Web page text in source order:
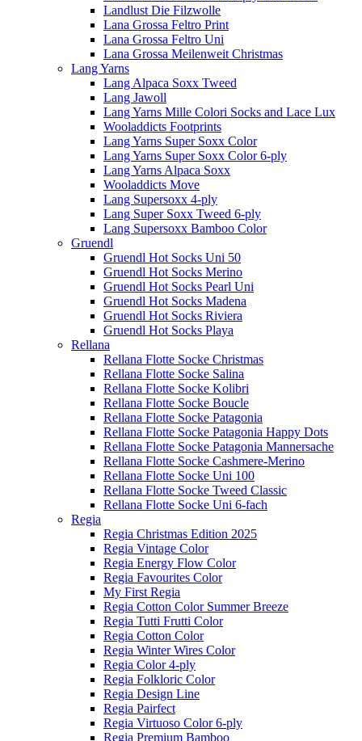
Landlust Die Filzwolle
Lana Grossa Feltro Print
Lana Grossa Feltro Uni
Lana Grossa Meilenweit Christmas
Lang Yarns
Lang Alpaca Soxx Tweed
Lang Jawoll
Lang Yarns Mille Colori Socks and Lace Lux
Wooladdicts Footprints
Lang Yarns Super Soxx Color
Lang Yarns Super Soxx Color 6-ply
Lang Yarns Alpaca Soxx
Wooladdicts Move
Lang Supersoxx 4-ply
Lang Super Soxx Tweed 6-ply
Lang Supersoxx Bamboo Color
Gruendl
Gruendl Hot Socks Uni 50
Gruendl Hot Socks Merino
Gruendl Hot Socks Pearl Uni
Gruendl Hot Socks Madena
Gruendl Hot Socks Riviera
Gruendl Hot Socks Playa
Rellana
Rellana Flotte Socke Christmas
Rellana Flotte Socke Salina
Rellana Flotte Socke Kolibri
Rellana Flotte Socke Boucle
Rellana Flotte Socke Patagonia
Rellana Flotte Socke Patagonia Happy Dots
Rellana Flotte Socke Patagonia Mannersache
Rellana Flotte Socke Cashmere-Merino
Rellana Flotte Socke Uni 100
Rellana Flotte Socke Tweed Classic
Rellana Flotte Socke Uni 6-fach
Regia
Regia Christmas Edition 2025
Regia Vintage Color
Regia Energy Flow Color
Regia Favourites Color
My First Regia
Regia Cotton Color Summer Breeze
Regia Tutti Frutti Color
Regia Cotton Color
Regia Winter Wires Color
Regia Color 4-ply
Regia Folkloric Color
Regia Design Line
Regia Pairfect
Regia Virtuoso Color 6-ply
Regia Premium Bamboo